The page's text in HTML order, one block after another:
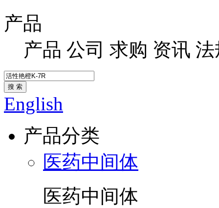
产品
产品 公司 求购 资讯 法
搜 索
English
产品分类
医药中间体
医药中间体